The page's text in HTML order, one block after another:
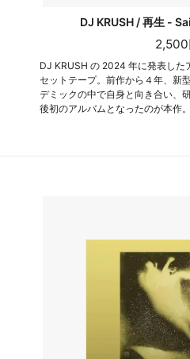
DJ KRUSH / 再生 -
2,500
DJ KRUSH の 2024 年に発表し
セットテープ。前作から４年、新
デミックの中で自身と向き合い、
後初のアルバムとなったのが本作。